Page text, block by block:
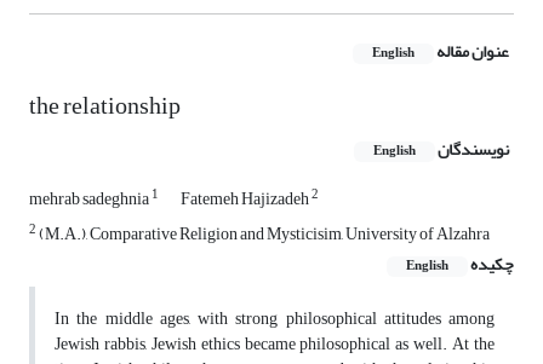
عنوان مقاله English
the relationship
نویسندگان English
mehrab sadeghnia1 Fatemeh Hajizadeh2
2(M.A.), Comparative Religion and Mysticisim, University of Alzahra
چکیده
English
In the middle ages, with strong philosophical attitudes among
Jewish rabbis, Jewish ethics became philosophical as well. At the